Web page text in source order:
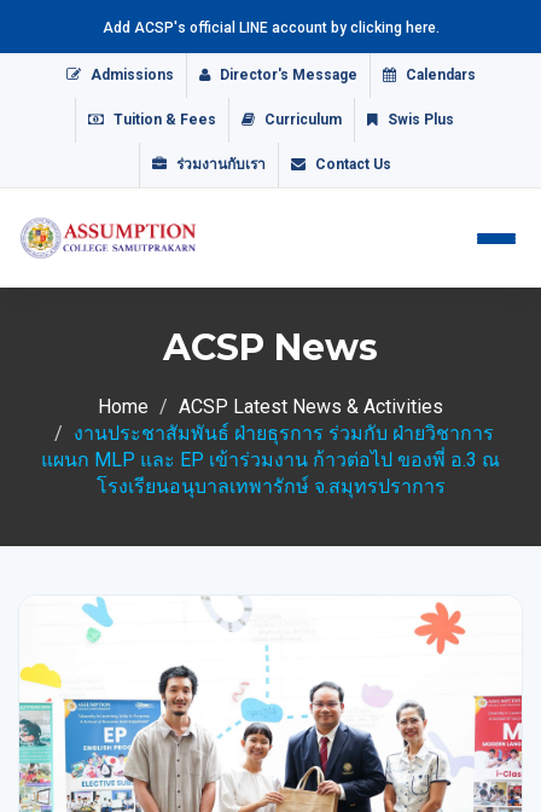
Add ACSP's official LINE account by clicking here.
Admissions Director's Message Calendars
Tuition & Fees Curriculum Swis Plus
ร่วมงานกับเรา Contact Us
ACSP News
Home
ACSP Latest News & Activities
งานประชาสัมพันธ์ ฝ่ายธุรการ ร่วมกับ ฝ่ายวิชาการ
แผนก MLP และ EP เข้าร่วมงาน ก้าวต่อไป ของพี่ อ.3 ณ
โรงเรียนอนุบาลเทพารักษ์ จ.สมุทรปราการ